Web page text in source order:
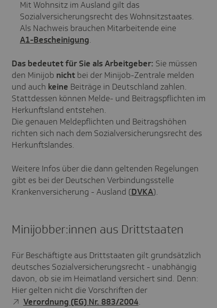
Mit Wohnsitz im Ausland gilt das
Sozialversicherungsrecht des Wohnsitzstaates.
Als Nachweis brauchen Mitarbeitende eine
A1-Bescheinigung.
Das bedeutet für Sie als Arbeitgeber: Sie müssen
den Minijob nicht bei der Minijob-Zentrale melden
und auch keine Beiträge in Deutschland zahlen.
Stattdessen können Melde- und Beitragspflichten im
Herkunftsland entstehen.
Die genauen Meldepflichten und Beitragshöhen
richten sich nach dem Sozialversicherungsrecht des
Herkunftslandes.
Weitere Infos über die dann geltenden Regelungen
gibt es bei der Deutschen Verbindungsstelle
Krankenversicherung - Ausland (DVKA).
Minijobber:innen aus Drittstaaten
Für Beschäftigte aus Drittstaaten gilt grundsätzlich
deutsches Sozialversicherungsrecht - unabhängig
davon, ob sie im Heimatland versichert sind. Denn:
Hier gelten nicht die Vorschriften der
Verordnung (EG) Nr. 883/2004.